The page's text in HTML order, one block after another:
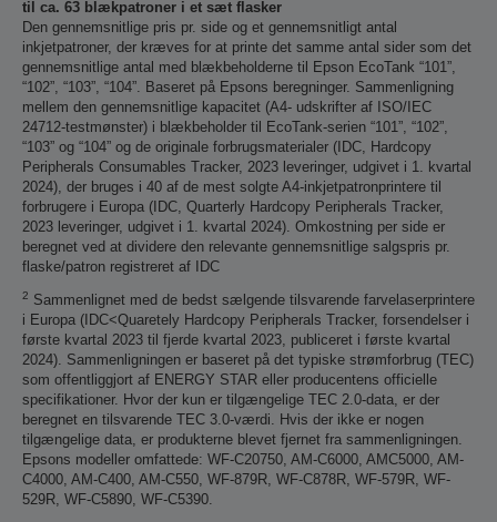
til ca. 63 blækpatroner i et sæt flasker
Den gennemsnitlige pris pr. side og et gennemsnitligt antal
inkjetpatroner, der kræves for at printe det samme antal sider som det
gennemsnitlige antal med blækbeholderne til Epson EcoTank “101”,
“102”, “103”, “104”. Baseret på Epsons beregninger. Sammenligning
mellem den gennemsnitlige kapacitet (A4- udskrifter af ISO/IEC
24712-testmønster) i blækbeholder til EcoTank-serien “101”, “102”,
“103” og “104” og de originale forbrugsmaterialer (IDC, Hardcopy
Peripherals Consumables Tracker, 2023 leveringer, udgivet i 1. kvartal
2024), der bruges i 40 af de mest solgte A4-inkjetpatronprintere til
forbrugere i Europa (IDC, Quarterly Hardcopy Peripherals Tracker,
2023 leveringer, udgivet i 1. kvartal 2024). Omkostning per side er
beregnet ved at dividere den relevante gennemsnitlige salgspris pr.
flaske/patron registreret af IDC
2 Sammenlignet med de bedst sælgende tilsvarende farvelaserprintere
i Europa (IDC<Quaretely Hardcopy Peripherals Tracker, forsendelser i
første kvartal 2023 til fjerde kvartal 2023, publiceret i første kvartal
2024). Sammenligningen er baseret på det typiske strømforbrug (TEC)
som offentliggjort af ENERGY STAR eller producentens officielle
specifikationer. Hvor der kun er tilgængelige TEC 2.0-data, er der
beregnet en tilsvarende TEC 3.0-værdi. Hvis der ikke er nogen
tilgængelige data, er produkterne blevet fjernet fra sammenligningen.
Epsons modeller omfattede: WF-C20750, AM-C6000, AMC5000, AM-
C4000, AM-C400, AM-C550, WF-879R, WF-C878R, WF-579R, WF-
529R, WF-C5890, WF-C5390.